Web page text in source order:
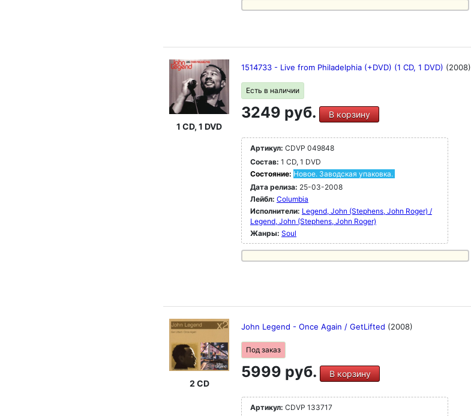
1 CD, 1 DVD
1514733 - Live from Philadelphia (+DVD) (1 CD, 1 DVD) (2008)
Есть в наличии
3249 руб. В корзину
Артикул: CDVP 049848
Состав: 1 CD, 1 DVD
Состояние: Новое. Заводская упаковка.
Дата релиза: 25-03-2008
Лейбл: Columbia
Исполнители: Legend, John (Stephens, John Roger) /
Legend, John (Stephens, John Roger)
Жанры: Soul
2 CD
John Legend - Once Again / GetLifted (2008)
Под заказ
5999 руб. В корзину
Артикул: CDVP 133717